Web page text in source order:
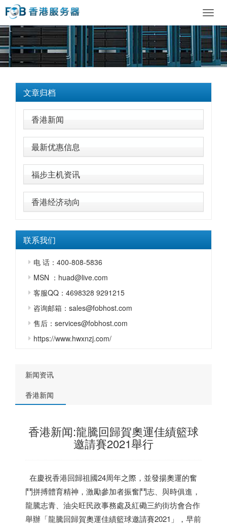
文章归档
香港新闻
最新优惠信息
福步主机资讯
香港经济动向
联系我们
电 话：400-808-5836
MSN ：huad@live.com
客服QQ：4698328 9291215
咨询邮箱：sales@fobhost.com
售后：services@fobhost.com
https://www.hwxnzj.com/
新闻资讯
香港新闻
香港新闻:龍騰回歸賀奧運佳績籃球
邀請賽2021舉行
在慶祝香港回歸祖國24周年之際，並發揚奧運的奮
鬥拼搏體育精神，激勵參加者振奮鬥志、與時俱進，
龍騰志青、油尖旺民政事務處及紅磡三約街坊會合作
舉辦「龍騰回歸賀奧運佳績籃球邀請賽2021」，早前